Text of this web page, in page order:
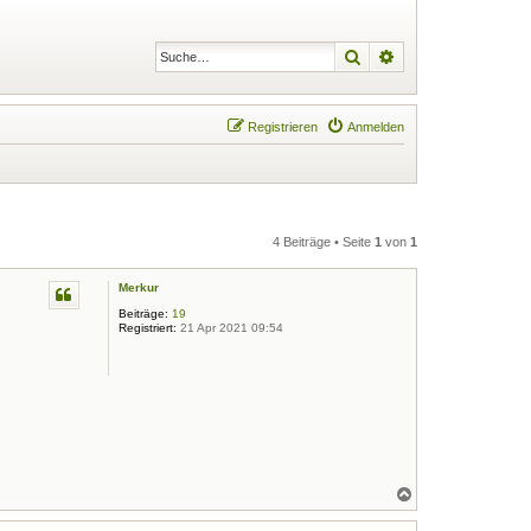
Suche
Anmelden
Registrieren
4 Beiträge • Seite 1 von 1
Merkur
Beiträge: 19
Registriert: 21 Apr 2021 09:54
a
c